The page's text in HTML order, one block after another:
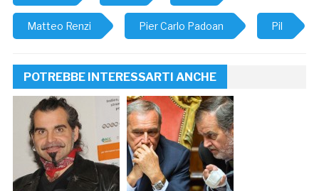
Matteo Renzi Pier Carlo Padoan Pil
POTREBBE INTERESSARTI ANCHE